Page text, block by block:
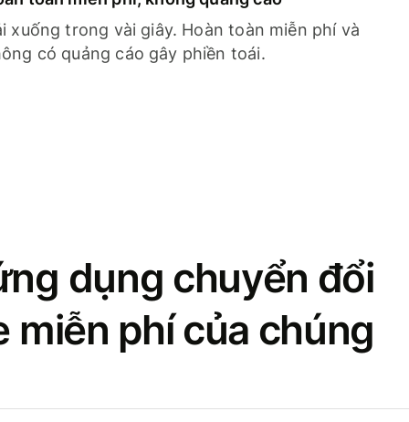
xuống trong vài giây. Hoàn toàn miễn phí và
có quảng cáo gây phiền toái.
dụng chuyển đổi
miễn phí của chúng